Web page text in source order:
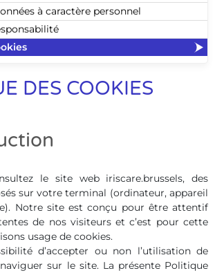
à caractère personnel
DES COOKIES
le site web iriscare.brussels, des
sur votre terminal (ordinateur, appareil
Notre site est conçu pour être attentif
de nos visiteurs et c’est pour cette
usage de cookies.
d’accepter ou non l’utilisation de
sur le site. La présente Politique